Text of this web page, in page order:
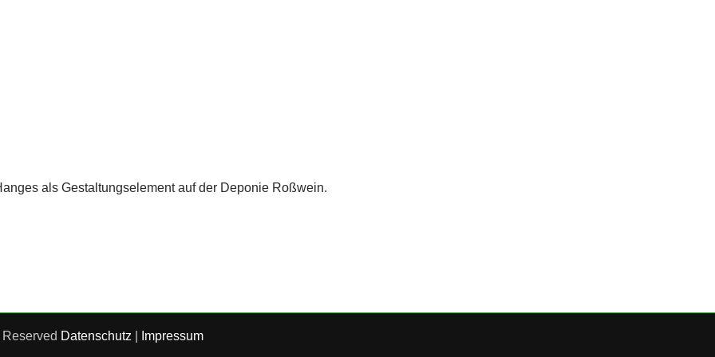
als Gestaltungselement auf der Deponie Roßwein.
Datenschutz Impressum